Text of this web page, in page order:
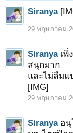
Siranya
29 พฤษภาคม
Siranya เพิ่
สนุกมาก
และไม่ลืม
[IMG]
29 พฤษภาคม
Siranya อนุ